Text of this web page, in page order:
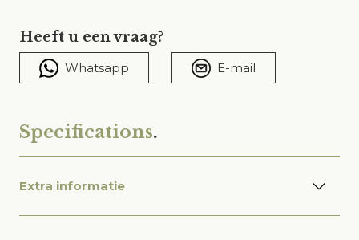
Heeft u een vraag?
Whatsapp E-mail
Specifications.
Extra informatie